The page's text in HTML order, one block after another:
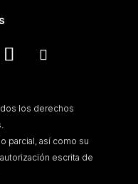
los derechos
parcial, así como su
escrita de